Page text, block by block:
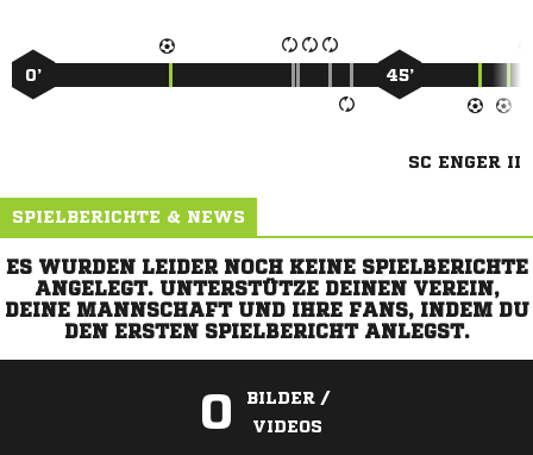
0’ 45’
SC ENGER II
SPIELBERICHTE & NEWS
ES WURDEN LEIDER NOCH KEINE SPIELBERICHTE
ANGELEGT. UNTERSTÜTZE DEINEN VEREIN,
DEINE MANNSCHAFT UND IHRE FANS, INDEM DU
DEN ERSTEN SPIELBERICHT ANLEGST.
0
BILDER /
VIDEOS